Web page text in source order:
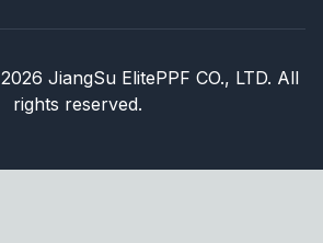
2026 JiangSu ElitePPF CO., LTD. All
rights reserved.